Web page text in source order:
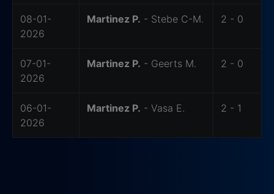
08-01-
2026
Martinez P. - Stebe C-M. 2 - 0
07-01-
2026
Martinez P. - Geerts M. 2 - 0
06-01-
2026
Martinez P. - Vasa E. 2 - 1